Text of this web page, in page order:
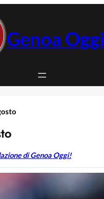
Genoa Oggi
di Genoa Oggi!